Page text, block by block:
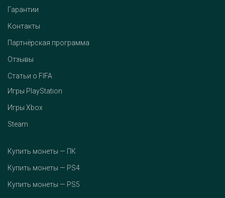
Гарантии
Контакты
Партнёрская программа
Отзывы
Статьи о FIFA
Игры PlayStation
Игры Xbox
Steam
Купить монеты — ПК
Купить монеты — PS4
Купить монеты — PS5